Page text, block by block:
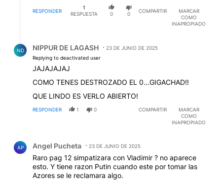
RESPONDER
1
RESPUESTA
0 0
COMPARTIR
MARCAR
COMO
INAPROPIADO
ND NIPPUR DE LAGASH
23 DE JUNIO DE 2025
Replying to deactivated user
JAJAJAJAJ
COMO TENES DESTROZADO EL 0...GIGACHAD!!
QUE LINDO ES VERLO ABIERTO!
RESPONDER 1 0 COMPARTIR
MARCAR
COMO
INAPROPIADO
AP Angel Pucheta 23 DE JUNIO DE 2025
Raro pag 12 simpatizara con Vladimir ? no aparece
esto. Y tiene razon Putin cuando este por tomar las
Azores se le reclamara algo.